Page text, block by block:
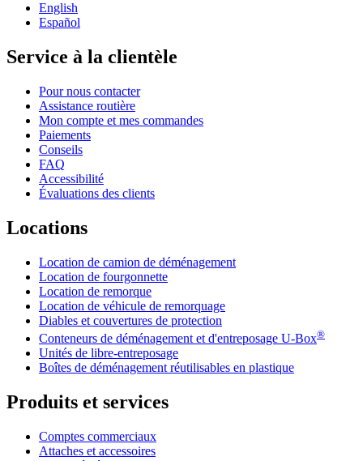
English
Español
Service à la clientèle
Pour nous contacter
Assistance routière
Mon compte et mes commandes
Paiements
Conseils
FAQ
Accessibilité
Évaluations des clients
Locations
Location de camion de déménagement
Location de fourgonnette
Location de remorque
Location de véhicule de remorquage
Diables et couvertures de protection
Conteneurs de déménagement et d'entreposage U-Box®
Unités de libre-entreposage
Boîtes de déménagement réutilisables en plastique
Produits et services
Comptes commerciaux
Attaches et accessoires